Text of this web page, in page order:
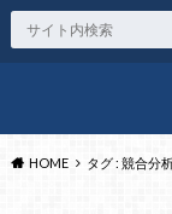
HOME タグ : 競合分